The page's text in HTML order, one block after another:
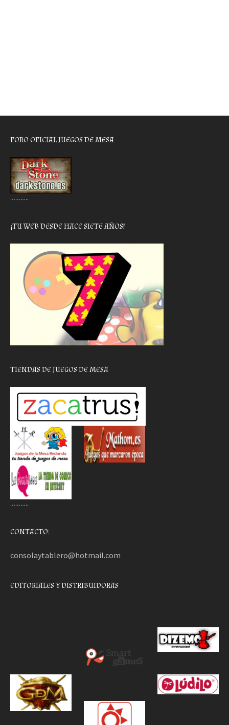
FORO OFICIAL JUEGOS DE MESA
………..
¡TU WEB DESDE HACE SIETE AÑOS!
TIENDAS DE JUEGOS DE MESA
………..
CONTACTO:
consolaytablero@hotmail.com
EDITORIALES Y DISTRIBUIDORAS